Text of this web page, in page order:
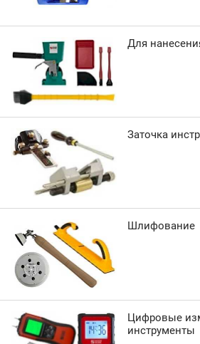
Для
Заточка
Шлифование
Цифровые
инструменты